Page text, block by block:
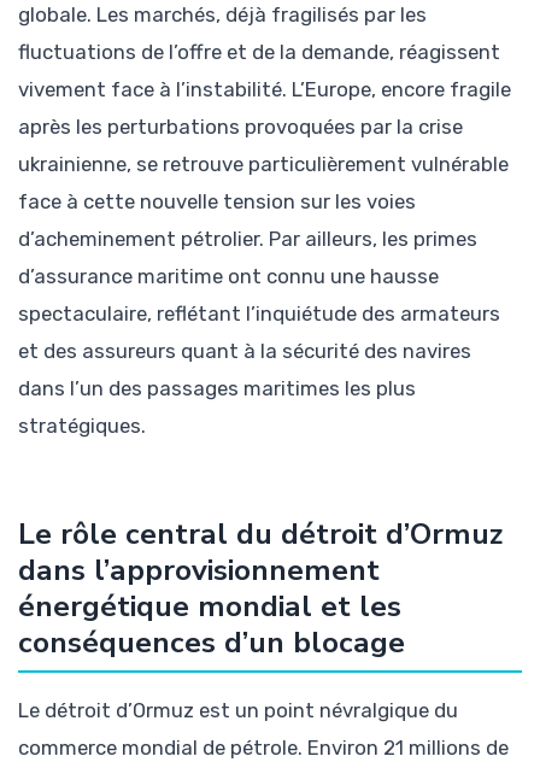
globale. Les marchés, déjà fragilisés par les
fluctuations de l’offre et de la demande, réagissent
vivement face à l’instabilité. L’Europe, encore fragile
après les perturbations provoquées par la crise
ukrainienne, se retrouve particulièrement vulnérable
face à cette nouvelle tension sur les voies
d’acheminement pétrolier. Par ailleurs, les primes
d’assurance maritime ont connu une hausse
spectaculaire, reflétant l’inquiétude des armateurs
et des assureurs quant à la sécurité des navires
dans l’un des passages maritimes les plus
stratégiques.
Le rôle central du détroit d’Ormuz
dans l’approvisionnement
énergétique mondial et les
conséquences d’un blocage
Le détroit d’Ormuz est un point névralgique du
commerce mondial de pétrole. Environ 21 millions de